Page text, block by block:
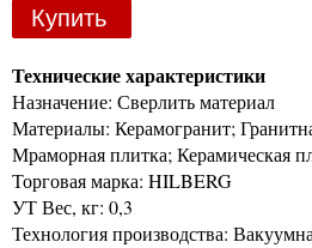
Купить
Технические характеристики
Назначение: Сверлить материал
Материалы: Керамогранит;
Мраморная плитка; Керамическая
Торговая марка: HILBERG
УТ Вес, кг: 0,3
Технология производства: